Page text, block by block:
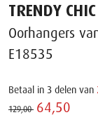
TRENDY CHIC
Oorhangers
E18535
Betaal in 3 delen van
129,00 ‌ 64,50 ‌